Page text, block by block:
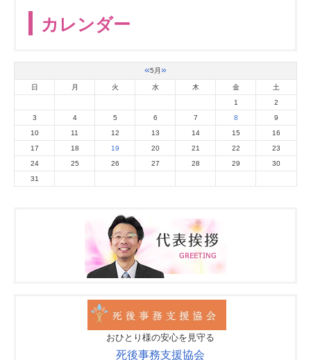
カレンダー
«5月»
日 月 火 水 木 金
土
1
2
3
4 5 6 7 8
9
10
11 12 13 14 15
16
17
18 19 20 21 22
23
24
25 26 27 28 29
30
31
おひとり様の安心を見守る
死後事務支援協会